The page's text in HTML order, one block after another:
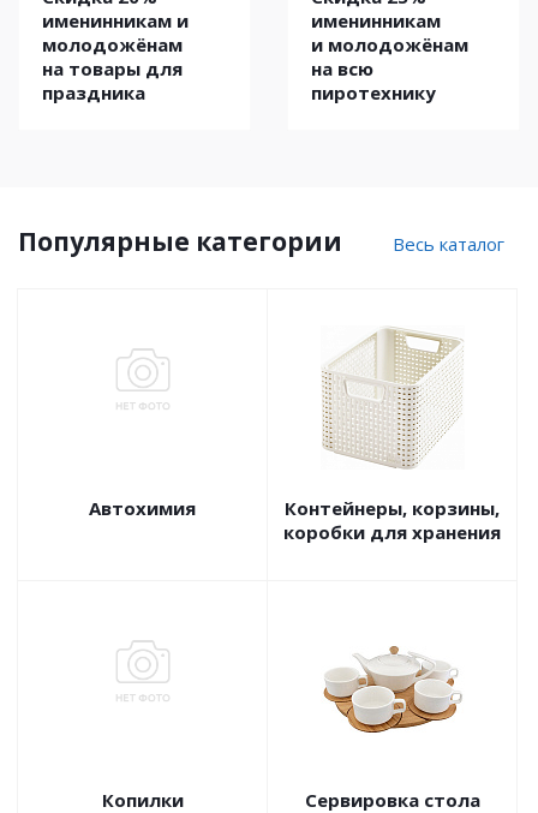
именинникам и
молодожёнам
на товары для
праздника
именинникам
и молодожёнам
на всю
пиротехнику
Популярные категории Весь каталог
Автохимия
Контейнеры, корзины,
коробки для хранения
Копилки Сервировка стола